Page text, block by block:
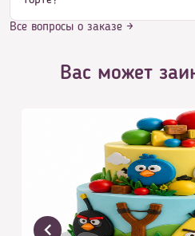
Все вопросы о заказе →
Вас может